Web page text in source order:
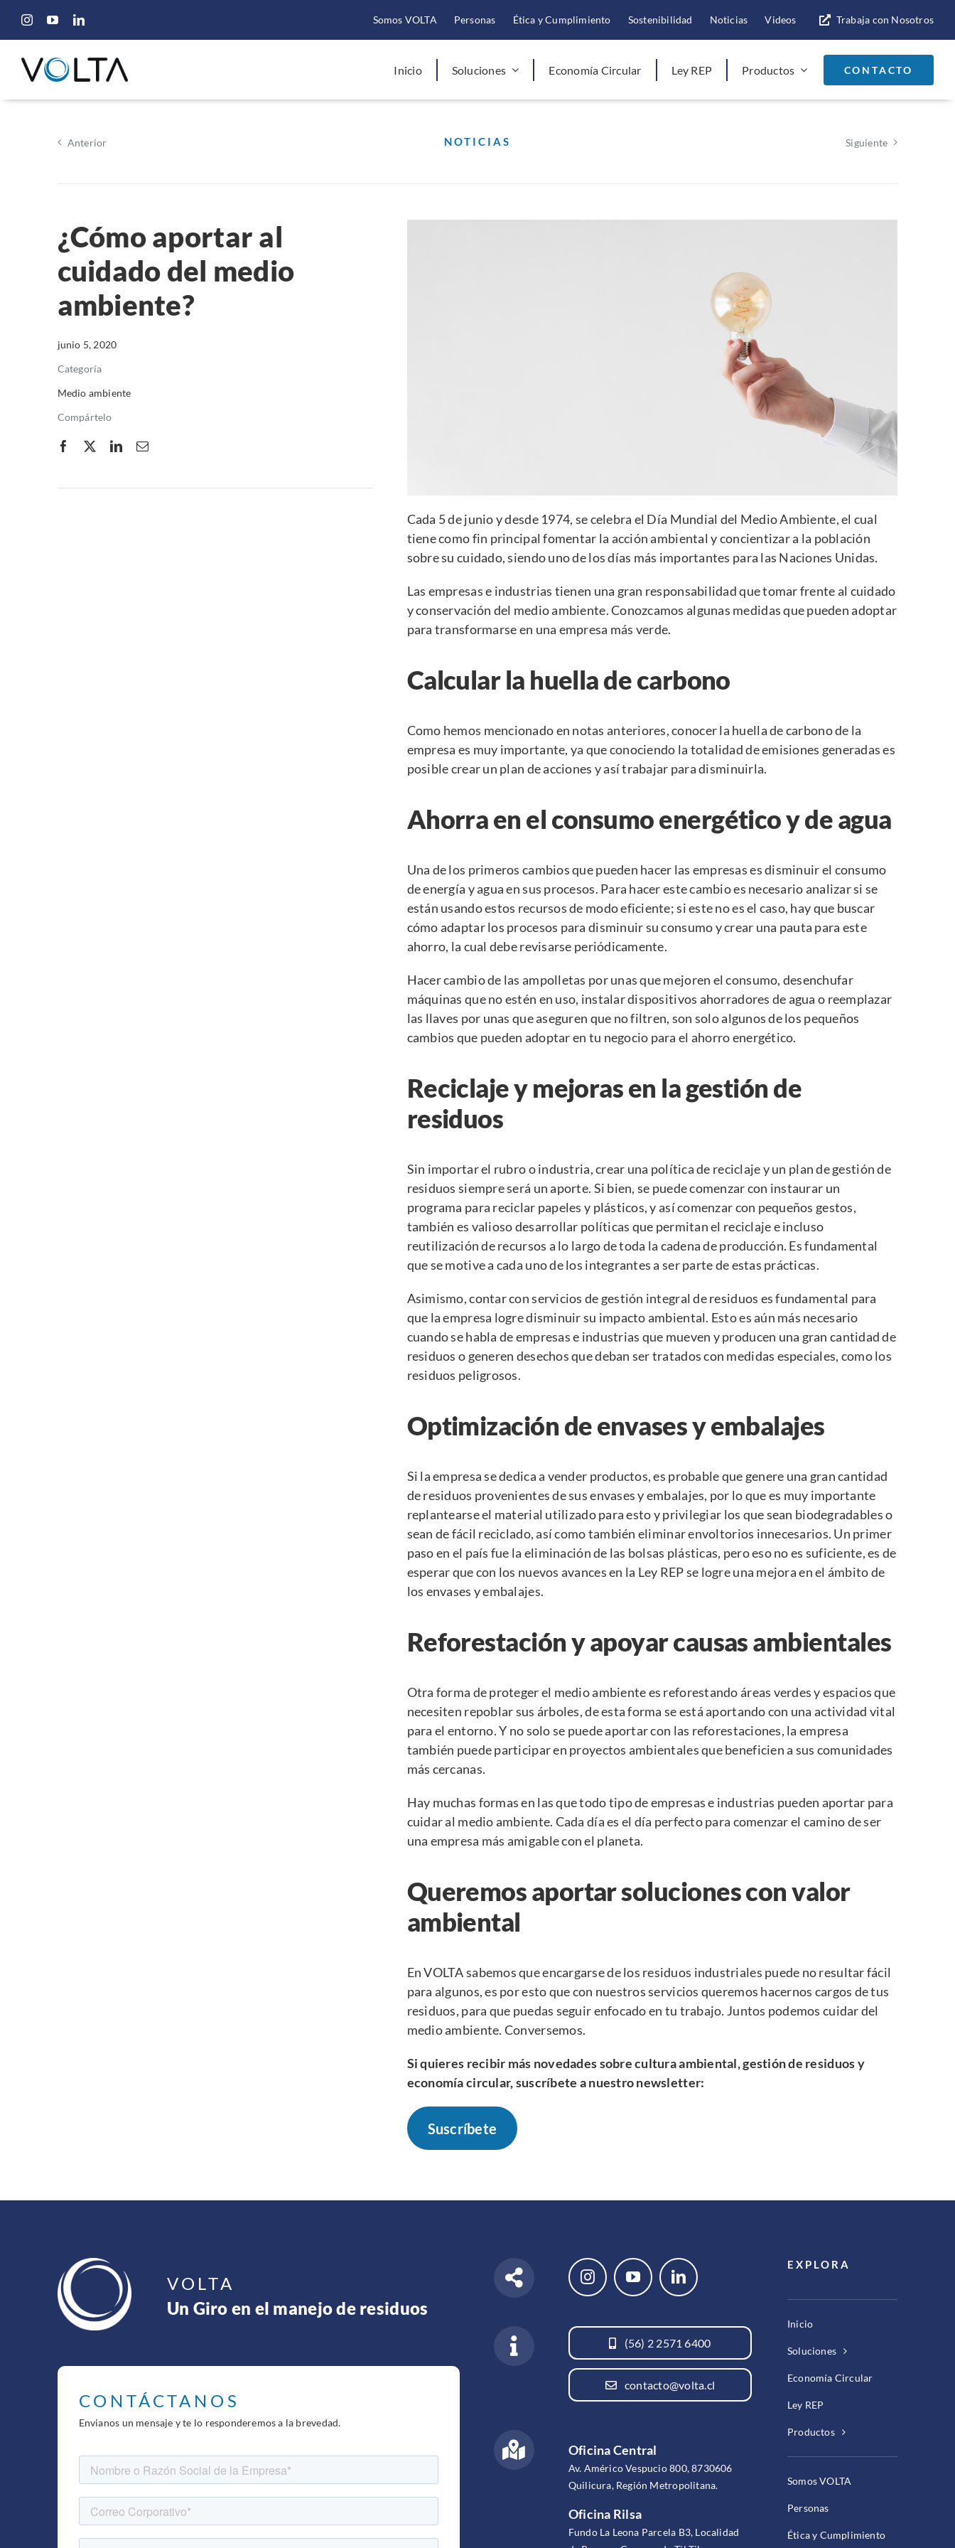
Somos VOLTA Personas Ética y Cumplimiento Sostenibilidad Noticias Videos Trabaja con Nosotros
Inicio Soluciones Economía Circular Ley REP Productos CONTACTO
NOTICIAS
Anterior Siguiente
¿Cómo aportar al
cuidado del medio
ambiente?
junio 5, 2020
Categoría
Medio ambiente
Compártelo
Cada 5 de junio y desde 1974, se celebra el Día Mundial del Medio Ambiente, el cual
tiene como fin principal fomentar la acción ambiental y concientizar a la población
sobre su cuidado, siendo uno de los días más importantes para las Naciones Unidas.
Las empresas e industrias tienen una gran responsabilidad que tomar frente al cuidado
y conservación del medio ambiente. Conozcamos algunas medidas que pueden adoptar
para transformarse en una empresa más verde.
Calcular la huella de carbono
Como hemos mencionado en notas anteriores, conocer la huella de carbono de la
empresa es muy importante, ya que conociendo la totalidad de emisiones generadas es
posible crear un plan de acciones y así trabajar para disminuirla.
Ahorra en el consumo energético y de agua
Una de los primeros cambios que pueden hacer las empresas es disminuir el consumo
de energía y agua en sus procesos. Para hacer este cambio es necesario analizar si se
están usando estos recursos de modo eficiente; si este no es el caso, hay que buscar
cómo adaptar los procesos para disminuir su consumo y crear una pauta para este
ahorro, la cual debe revisarse periódicamente.
Hacer cambio de las ampolletas por unas que mejoren el consumo, desenchufar
máquinas que no estén en uso, instalar dispositivos ahorradores de agua o reemplazar
las llaves por unas que aseguren que no filtren, son solo algunos de los pequeños
cambios que pueden adoptar en tu negocio para el ahorro energético.
Reciclaje y mejoras en la gestión de
residuos
Sin importar el rubro o industria, crear una política de reciclaje y un plan de gestión de
residuos siempre será un aporte. Si bien, se puede comenzar con instaurar un
programa para reciclar papeles y plásticos, y así comenzar con pequeños gestos,
también es valioso desarrollar políticas que permitan el reciclaje e incluso
reutilización de recursos a lo largo de toda la cadena de producción. Es fundamental
que se motive a cada uno de los integrantes a ser parte de estas prácticas.
Asimismo, contar con servicios de gestión integral de residuos es fundamental para
que la empresa logre disminuir su impacto ambiental. Esto es aún más necesario
cuando se habla de empresas e industrias que mueven y producen una gran cantidad de
residuos o generen desechos que deban ser tratados con medidas especiales, como los
residuos peligrosos.
Optimización de envases y embalajes
Si la empresa se dedica a vender productos, es probable que genere una gran cantidad
de residuos provenientes de sus envases y embalajes, por lo que es muy importante
replantearse el material utilizado para esto y privilegiar los que sean biodegradables o
sean de fácil reciclado, así como también eliminar envoltorios innecesarios. Un primer
paso en el país fue la eliminación de las bolsas plásticas, pero eso no es suficiente, es de
esperar que con los nuevos avances en la Ley REPse logre una mejora en el ámbito de
los envases y embalajes.
Reforestación y apoyar causas ambientales
Otra forma de proteger el medio ambiente es reforestando áreas verdes y espacios que
necesiten repoblar sus árboles, de esta forma se está aportando con una actividad vital
para el entorno. Y no solo se puede aportar con las reforestaciones, la empresa
también puede participar en proyectos ambientales que beneficien a sus comunidades
más cercanas.
Hay muchas formas en las que todo tipo de empresas e industrias pueden aportar para
cuidar al medio ambiente. Cada día es el día perfecto para comenzar el camino de ser
una empresa más amigable con el planeta.
Queremos aportar soluciones con valor
ambiental
En VOLTA sabemos que encargarse de los residuos industriales puede no resultar fácil
para algunos, es por esto que con nuestros servicios queremos hacernos cargos de tus
residuos, para que puedas seguir enfocado en tu trabajo. Juntos podemos cuidar del
medio ambiente. Conversemos.
Si quieres recibir más novedades sobre cultura ambiental, gestión de residuos y
economía circular, suscríbete a nuestro newsletter:
Suscríbete
VOLTA
Un Giro en el manejo de residuos
CONTÁCTANOS
Envianos un mensaje y te lo responderemos a la brevedad.
(56) 2 2571 6400
contacto@volta.cl
Oficina Central
Av. Américo Vespucio 800, 8730606
Quilicura, Región Metropolitana.
Oficina Rilsa
Fundo La Leona Parcela B3, Localidad
EXPLORA
Inicio
Soluciones
Economía Circular
Ley REP
Productos
Somos VOLTA
Personas
Ética y Cumplimiento